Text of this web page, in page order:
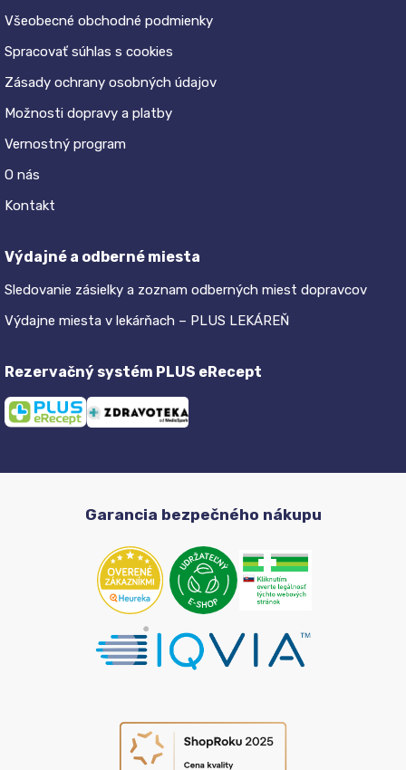
Všeobecné obchodné podmienky
Spracovať súhlas s cookies
Zásady ochrany osobných údajov
Možnosti dopravy a platby
Vernostný program
O nás
Kontakt
Výdajné a odberné miesta
Sledovanie zásielky a zoznam odberných miest dopravcov
Výdajne miesta v lekárňach – PLUS LEKÁREŇ
Rezervačný systém PLUS eRecept
Garancia bezpečného nákupu